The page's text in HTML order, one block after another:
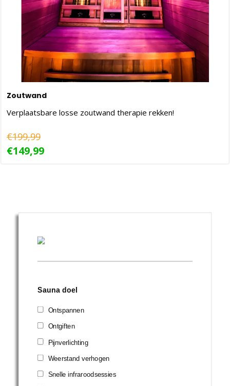
Zoutwand
Verplaatsbare losse zoutwand therapie rekken!
€199,99
€149,99
Sauna doel
Ontspannen
Ontgiften
Pijnverlichting
Weerstand verhogen
Snelle infraroodsessies